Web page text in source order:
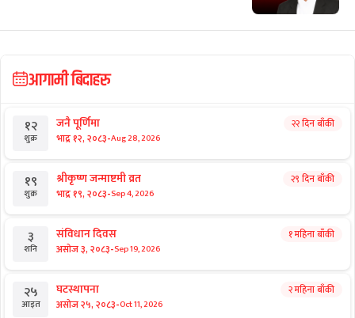
आगामी बिदाहरु
१२
शुक्र
जनै पूर्णिमा
भाद्र १२, २०८३-Aug 28, 2026
२२ दिन बाँकी
१९
शुक्र
श्रीकृष्ण जन्माष्टमी व्रत
भाद्र १९, २०८३-Sep 4, 2026
२९ दिन बाँकी
३
शनि
संविधान दिवस
असोज ३, २०८३-Sep 19, 2026
१ महिना बाँकी
२५
आइत
घटस्थापना
असोज २५, २०८३-Oct 11, 2026
२ महिना बाँकी